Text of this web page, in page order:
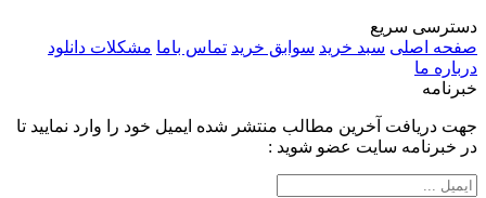
دسترسی سریع
صفحه اصلی سبد خرید سوابق خرید تماس باما مشکلات دانلود
درباره ما
خبرنامه
جهت دریافت آخرین مطالب منتشر شده ایمیل خود را وارد نمایید تا
در خبرنامه سایت عضو شوید :